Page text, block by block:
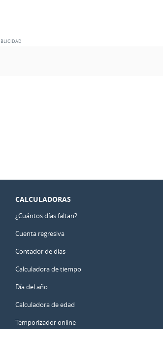
CALCULADORAS
¿Cuántos días faltan?
Cuenta regresiva
Contador de días
Calculadora de tiempo
Día del año
Calculadora de edad
Temporizador online